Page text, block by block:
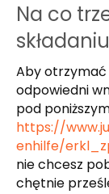
Na co
Aby otrzymać
odpowiedni
pod
https://
enhilfe/
nie chcesz
chętnie